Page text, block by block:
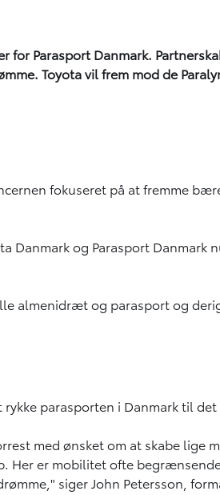
Parasport Danmark.
Toyota vil frem mod de
fokuseret på at fremme
Danmark og Parasport Danmark
almenidræt og parasport og
parasporten i Danmark til
med ønsket om at skabe lige
Her er mobilitet ofte
siger John Petersson,